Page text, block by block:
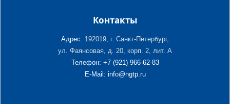
Контакты
Адрес: 192019, г. Санкт-Петербург,
ул. Фаянсовая, д. 20, корп. 2, лит. А
Телефон: +7 (921) 966-62-83
E-Mail: info@ngtp.ru